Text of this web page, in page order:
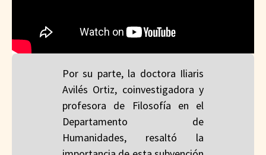
Por su parte, la doctora Iliaris
Avilés Ortiz, coinvestigadora y
profesora de Filosofía en el
Departamento de
Humanidades, resaltó la